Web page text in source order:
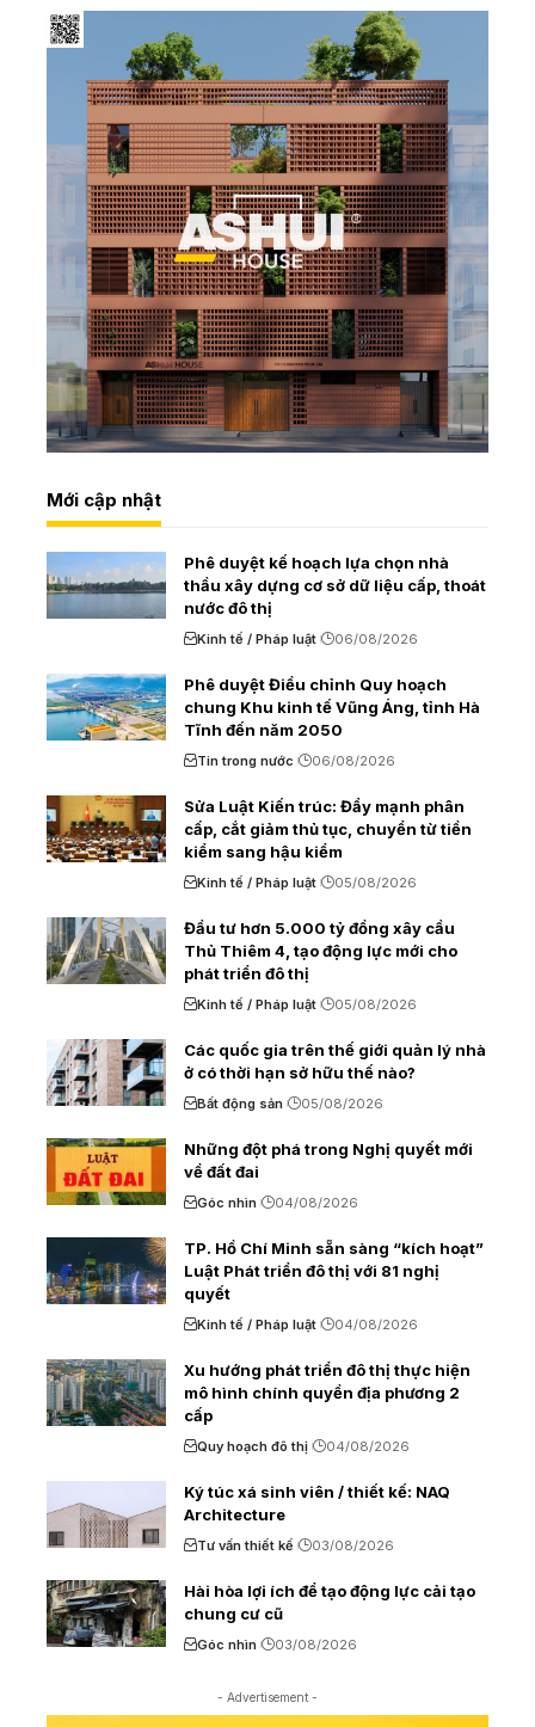
Mới cập nhật
Phê duyệt kế hoạch lựa chọn nhà
thầu xây dựng cơ sở dữ liệu cấp, thoát
nước đô thị
Kinh tế / Pháp luật 06/08/2026
Phê duyệt Điều chỉnh Quy hoạch
chung Khu kinh tế Vũng Áng, tỉnh Hà
Tĩnh đến năm 2050
Tin trong nước 06/08/2026
Sửa Luật Kiến trúc: Đẩy mạnh phân
cấp, cắt giảm thủ tục, chuyển từ tiền
kiểm sang hậu kiểm
Kinh tế / Pháp luật 05/08/2026
Đầu tư hơn 5.000 tỷ đồng xây cầu
Thủ Thiêm 4, tạo động lực mới cho
phát triển đô thị
Kinh tế / Pháp luật 05/08/2026
Các quốc gia trên thế giới quản lý nhà
ở có thời hạn sở hữu thế nào?
Bất động sản 05/08/2026
Những đột phá trong Nghị quyết mới
về đất đai
Góc nhìn 04/08/2026
TP. Hồ Chí Minh sẵn sàng “kích hoạt”
Luật Phát triển đô thị với 81 nghị
quyết
Kinh tế / Pháp luật 04/08/2026
Xu hướng phát triển đô thị thực hiện
mô hình chính quyền địa phương 2
cấp
Quy hoạch đô thị 04/08/2026
Ký túc xá sinh viên / thiết kế: NAQ
Architecture
Tư vấn thiết kế 03/08/2026
Hài hòa lợi ích để tạo động lực cải tạo
chung cư cũ
Góc nhìn 03/08/2026
- Advertisement -